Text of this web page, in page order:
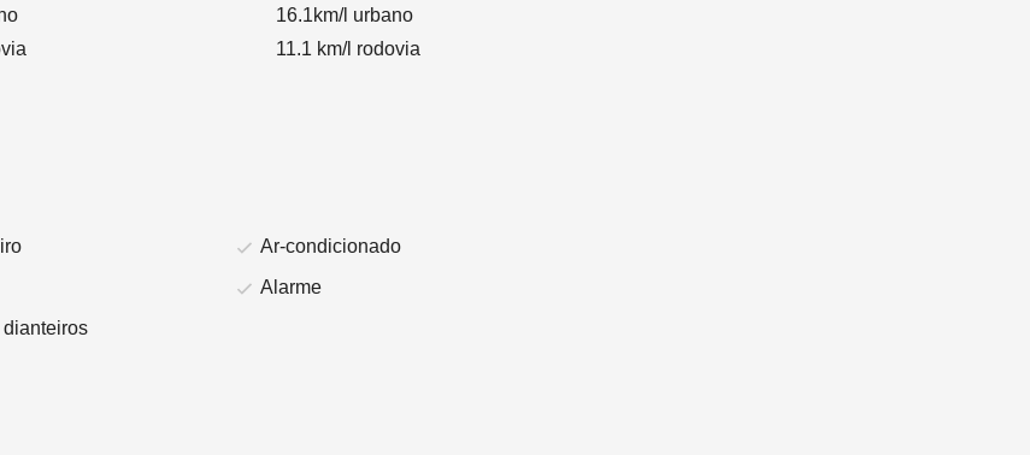
16.1km/l urbano
11.1 km/l rodovia
Ar-condicionado
Alarme